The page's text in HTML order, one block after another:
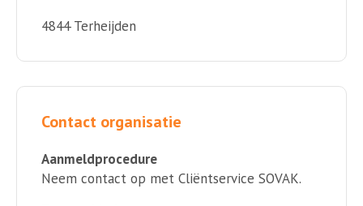
4844 Terheijden
Contact organisatie
Aanmeldprocedure
Neem contact op met Cliëntservice SOVAK.